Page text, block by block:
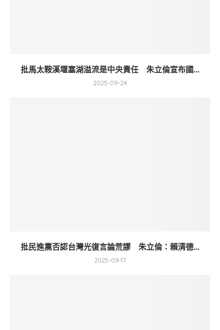
批馬太鞍溪堰塞湖溢流是中央責任 朱立倫宣布國...
2025-09-24
批民進黨否認台灣光復言論荒謬 朱立倫：賴清德...
2025-09-17